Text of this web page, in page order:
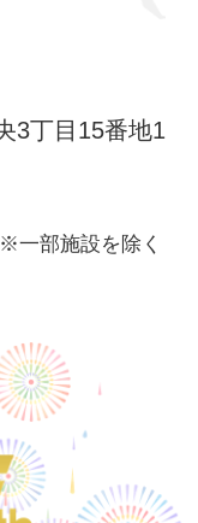
3丁目15番地1
一部施設を除く